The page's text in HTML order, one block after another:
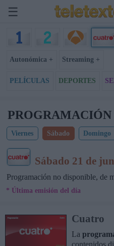
☰
Autonómica + Streaming +
PELÍCULAS DEPORTES
PROGRAMACIÓN
Viernes Sábado Domingo
Sábado 21 de
Programación no disponible, de
* Última emisión del día
Cuatro
La